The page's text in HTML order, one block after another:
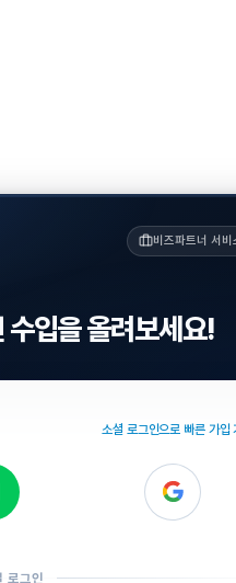
비즈파트너 서비
입을 올려보세요!
소셜 로그인으로 빠른 가입
로그인